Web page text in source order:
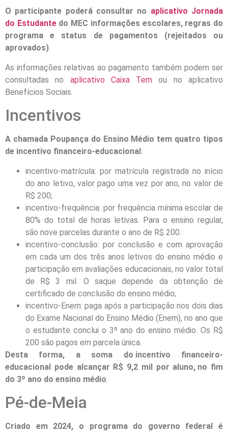
O participante poderá consultar no aplicativo Jornada
do Estudantedo MEC informações escolares, regras do
programa e status de pagamentos (rejeitados ou
aprovados).
As informações relativas ao pagamento também podem ser
consultadas no aplicativo Caixa Tem ou no aplicativo
Benefícios Sociais.
Incentivos
A chamada Poupança do Ensino Médio tem quatro tipos
de incentivo financeiro-educacional :
incentivo-matrícula: por matrícula registrada no início
do ano letivo, valor pago uma vez por ano, no valor de
R$ 200;
incentivo-frequência: por frequência mínima escolar de
80% do total de horas letivas. Para o ensino regular,
são nove parcelas durante o ano de R$ 200.
incentivo-conclusão: por conclusão e com aprovação
em cada um dos três anos letivos do ensino médio e
participação em avaliações educacionais, no valor total
de R$ 3 mil. O saque depende da obtenção de
certificado de conclusão do ensino médio;
incentivo-Enem: paga após a participação nos dois dias
do Exame Nacional do Ensino Médio (Enem), no ano que
o estudante conclui o 3º ano do ensino médio. Os R$
200 são pagos em parcela única.
Desta forma, a soma do incentivo financeiro-
educacional pode alcançar R$ 9,2 mil por aluno, no fim
do 3º ano do ensino médio
Pé-de-Meia
Criado em 2024, o programa do governo federal é